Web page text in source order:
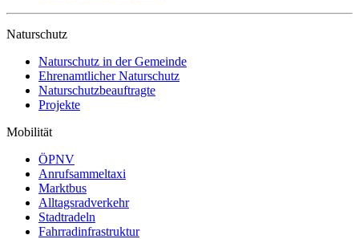
Naturschutz
Naturschutz in der Gemeinde
Ehrenamtlicher Naturschutz
Naturschutzbeauftragte
Projekte
Mobilität
ÖPNV
Anrufsammeltaxi
Marktbus
Alltagsradverkehr
Stadtradeln
Fahrradinfrastruktur